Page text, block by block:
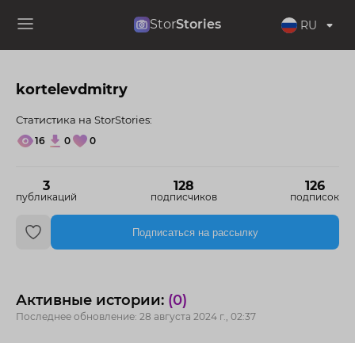
StorStories RU
kortelevdmitry
3
публикаций
128
подписчиков
126
подписок
Статистика на StorStories:
16 0 0
Подписаться на рассылку
Активные истории: (0)
Последнее обновление: 28 августа 2024 г., 02:37